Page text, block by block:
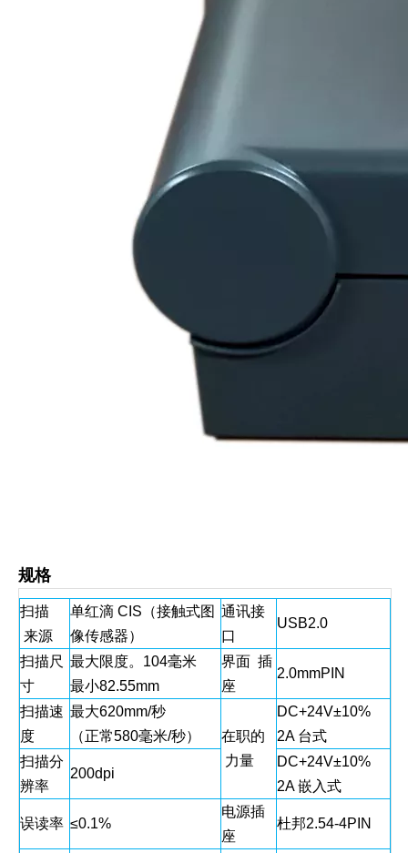
规格
扫描
来源
单红滴 CIS（接触式图
像传感器）
通讯接
口
USB2.0
扫描尺
寸
最大限度。104毫米
最小82.55mm
界面 插
座
2.0mmPIN
扫描速
度
最大620mm/秒
（正常580毫米/秒）
在职的
力量
DC+24V±10%
2A 台式
扫描分
辨率
200dpi
DC+24V±10%
2A 嵌入式
误读率 ≤0.1%
电源插
座
杜邦2.54-4PIN